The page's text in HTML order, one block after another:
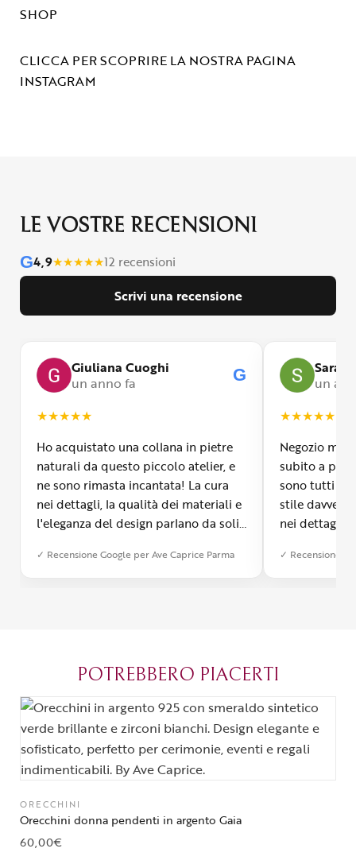
SHOP
CLICCA PER SCOPRIRE LA NOSTRA PAGINA
INSTAGRAM
LE VOSTRE RECENSIONI
G4,9★★★★★12 recensioni
Scrivi una recensione
Giuliana Cuoghi
un anno fa
G
★★★★★
Ho acquistato una collana in pietre
naturali da questo piccolo atelier, e
ne sono rimasta incantata! La cura
nei dettagli, la qualità dei materiali e
l'eleganza del design parlano da soli.
stato impeccabile: veloce, preciso e
✓ Recensione Google per Ave Caprice Parma
Sara
un
★★★★★
Negozio
subito a
sono tutti
stile davvero
nei dettagli,
qualità e si
✓ Recensione
POTREBBERO PIACERTI
ORECCHINI
Orecchini donna pendenti in argento Gaia
60,00€